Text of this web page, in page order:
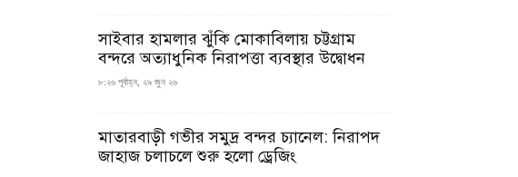
সাইবার হামলার ঝুঁকি মোকাবিলায় চট্টগ্রাম
বন্দরে অত্যাধুনিক নিরাপত্তা ব্যবস্থার উদ্বোধন
৮:২৬ পূর্বাহ্ন, ২৯ জুন ২৬
মাতারবাড়ী গভীর সমুদ্র বন্দর চ্যানেল: নিরাপদ
জাহাজ চলাচলে শুরু হলো ড্রেজিং